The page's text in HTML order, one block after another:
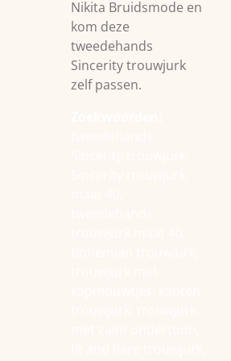
Nikita Bruidsmode en
kom deze
tweedehands
Sincerity trouwjurk
zelf passen.